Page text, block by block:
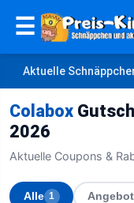
☰
Aktuelle
Colabox
2026
Aktuelle Coupons &
Alle 1